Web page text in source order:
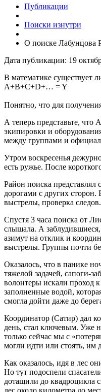
Публикации
Поиски изнутри
О поиске Лабунцова
Дата публикации: 19
В математике существует
A+B+C+D+… = Y
Понятно, что для
А теперь представьте,
экипировки и
между группами и
Утром воскресенья
есть ружье. После
Район поиска
дорогами с других
выстрелы, проверка
Спустя 3 часа поиска от
слышала. А
азимут на отклик и
выстрелы. Группы почти
Оказалось, что в панике
тяжелой задачей, сапоги-
волонтеры искали проход
заполненные водой,
смогла дойти даже до
Координатор (Сатир) дал
день, стал ключевым. Уже
только сейчас мы с
могли идти или стоять, им
Как оказалось, идя в лес
Но тут подоспели
дотащили до квадроцикла